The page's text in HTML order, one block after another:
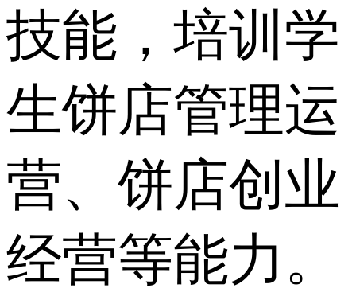
技能，培训学
生饼店管理运
营、饼店创业
经营等能力。